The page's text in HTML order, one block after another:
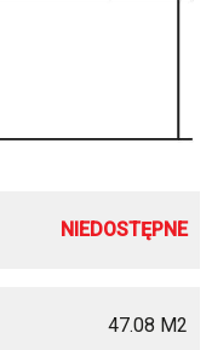
NIEDOSTĘPNE
47.08 M2